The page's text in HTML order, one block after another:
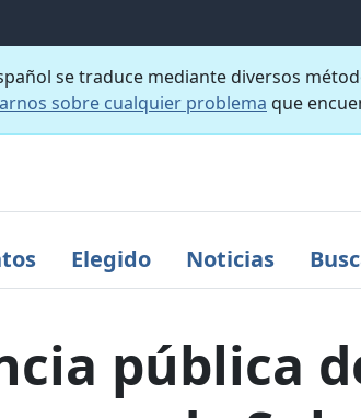
se traduce mediante diversos
sobre cualquier problema que
Elegido Noticias
pública